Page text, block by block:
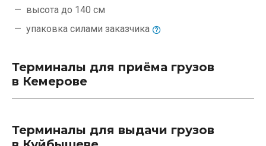
высота до 140 см
упаковка силами заказчика
Терминалы для приёма грузов
в Кемерове
Терминалы для выдачи грузов